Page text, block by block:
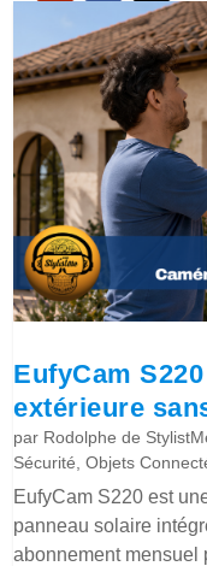
EufyCam
extérieure
par Rodolphe de
Sécurité ,Objets
EufyCam S220 est
panneau solaire
abonnement mensuel